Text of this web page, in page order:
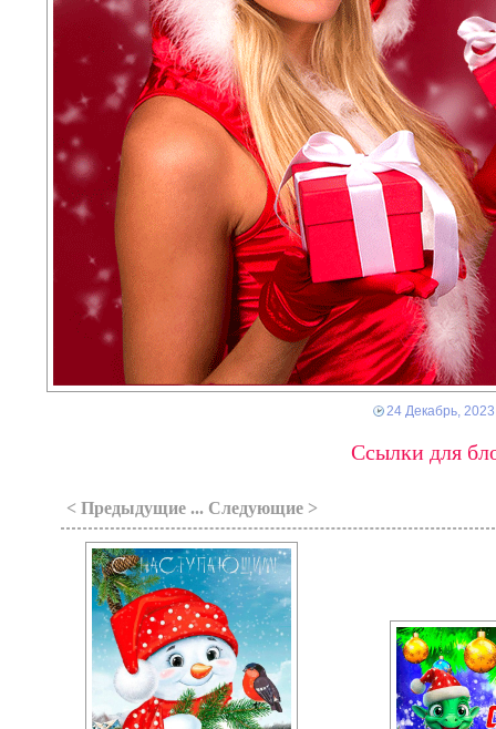
24 Декабрь, 2023
Ссылки для
< Предыдущие ... Следующие >